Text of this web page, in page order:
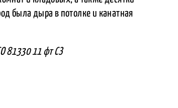
была дыра в потолке и канатная
81330 11 фт СЗ